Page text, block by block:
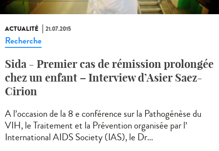
ACTUALITÉ 21.07.2015
Recherche
Sida - Premier cas de rémission prolongée
chez un enfant – Interview d’Asier Saez-
Cirion
A l’occasion de la 8 e conférence sur la Pathogénèse du
VIH, le Traitement et la Prévention organisée par l’
International AIDS Society (IAS), le Dr...